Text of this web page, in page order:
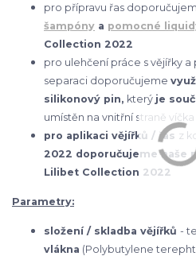
pro přípravu řas
šampóny a pomocné
Collection 2022
pro ulehčení práce s vějířky
separaci doporučujeme
silikonový pin, který je
umístěn na vnitřní straně víčka
pro aplikaci vějířků / řas z
2022 doporučujeme naše
Lilibet Collection 2022
Parametry:
složení / skladba vějířků -
vlákna (Polybutylene